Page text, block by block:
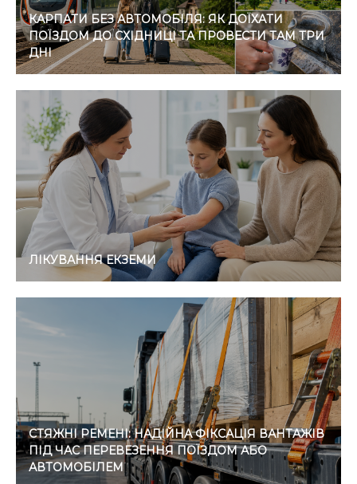
КАРПАТИ БЕЗ АВТОМОБІЛЯ: ЯК ДОЇХАТИ
ПОЇЗДОМ ДО СХІДНИЦІ ТА ПРОВЕСТИ ТАМ ТРИ
ДНІ
ЛІКУВАННЯ ЕКЗЕМИ
СТЯЖНІ РЕМЕНІ: НАДІЙНА ФІКСАЦІЯ ВАНТАЖІВ
ПІД ЧАС ПЕРЕВЕЗЕННЯ ПОЇЗДОМ АБО
АВТОМОБІЛЕМ